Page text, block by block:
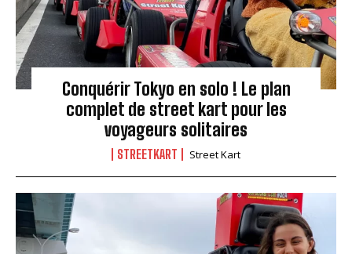
Conquérir Tokyo en solo ! Le plan
complet de street kart pour les
voyageurs solitaires
STREETKART Street Kart